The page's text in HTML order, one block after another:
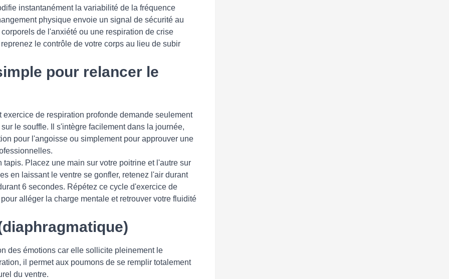
instantanément la variabilité de la fréquence
physique envoie un signal de sécurité au
de l'anxiété ou une respiration de crise
le contrôle de votre corps au lieu de subir
pour relancer le
de respiration profonde demande seulement
le souffle. Il s'intègre facilement dans la journée,
pour l'angoisse ou simplement pour approuver une
Placez une main sur votre poitrine et l'autre sur
en laissant le ventre se gonfler, retenez l'air durant
6 secondes. Répétez ce cycle d'exercice de
alléger la charge mentale et retrouver votre fluidité
des émotions car elle sollicite pleinement le
il permet aux poumons de se remplir totalement
du ventre.